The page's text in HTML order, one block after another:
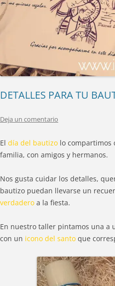
DETALLES PARA TU
Deja un comentario
El día del bautizo lo compartimos
familia, con amigos y hermanos.
Nos gusta cuidar los detalles,
bautizo puedan llevarse un
verdadero a la fiesta.
En nuestro taller pintamos una a
con un icono del santo que